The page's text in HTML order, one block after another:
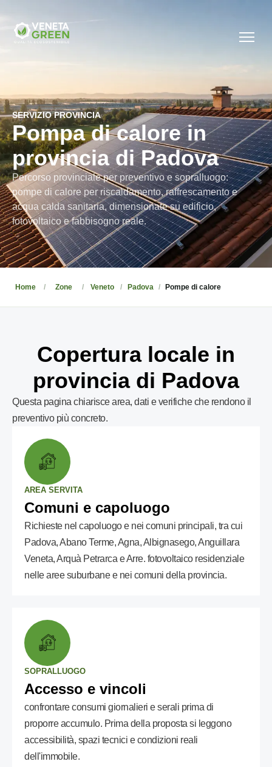
SERVIZIO PROVINCIA
Pompa di calore in
provincia di Padova
Percorso provinciale per preventivo e sopralluogo:
pompe di calore per riscaldamento, raffrescamento e
acqua calda sanitaria, dimensionate su edificio,
fotovoltaico e fabbisogno reale.
Home Zone Veneto Padova Pompe di calore
Copertura locale in
provincia di Padova
Questa pagina chiarisce area, dati e verifiche che rendono il
preventivo più concreto.
AREA SERVITA
Comuni e capoluogo
Richieste nel capoluogo e nei comuni principali, tra cui
Padova, Abano Terme, Agna, Albignasego, Anguillara
Veneta, Arquà Petrarca e Arre. fotovoltaico residenziale
nelle aree suburbane e nei comuni della provincia.
SOPRALLUOGO
Accesso e vincoli
confrontare consumi giornalieri e serali prima di
proporre accumulo. Prima della proposta si leggono
accessibilità, spazi tecnici e condizioni reali
dell'immobile.